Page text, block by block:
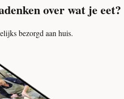
over wat je eet?
bezorgd aan huis.